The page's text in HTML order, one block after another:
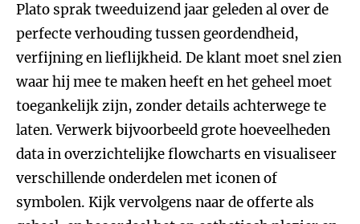
Plato sprak tweeduizend jaar geleden al over de
perfecte verhouding tussen geordendheid,
verfijning en lieflijkheid. De klant moet snel zien
waar hij mee te maken heeft en het geheel moet
toegankelijk zijn, zonder details achterwege te
laten. Verwerk bijvoorbeeld grote hoeveelheden
data in overzichtelijke flowcharts en visualiseer
verschillende onderdelen met iconen of
symbolen. Kijk vervolgens naar de offerte als